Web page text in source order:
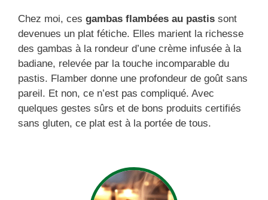
Chez moi, ces gambas flambées au pastis sont
devenues un plat fétiche. Elles marient la richesse
des gambas à la rondeur d’une crème infusée à la
badiane, relevée par la touche incomparable du
pastis. Flamber donne une profondeur de goût sans
pareil. Et non, ce n’est pas compliqué. Avec
quelques gestes sûrs et de bons produits certifiés
sans gluten, ce plat est à la portée de tous.